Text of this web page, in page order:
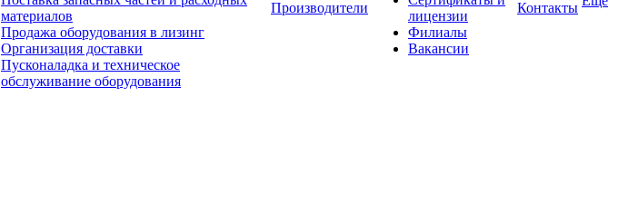
материалов
Продажа оборудования в лизинг
Организация доставки
Пусконаладка и техническое
обслуживание оборудования
Производители
лицензии
Филиалы
Вакансии
Контакты